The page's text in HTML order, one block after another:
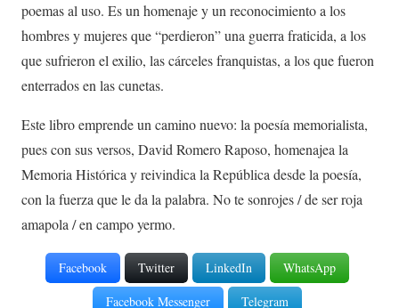
poemas al uso. Es un homenaje y un reconocimiento a los
hombres y mujeres que “perdieron” una guerra fraticida, a los
que sufrieron el exilio, las cárceles franquistas, a los que fueron
enterrados en las cunetas.
Este libro emprende un camino nuevo: la poesía memorialista,
pues con sus versos, David Romero Raposo, homenajea la
Memoria Histórica y reivindica la República desde la poesía,
con la fuerza que le da la palabra. No te sonrojes / de ser roja
amapola / en campo yermo.
Facebook Twitter LinkedIn
WhatsApp
Facebook Messenger
Telegram